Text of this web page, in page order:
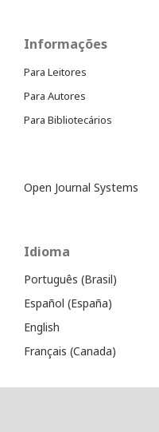
Informações
Para Leitores
Para Autores
Para Bibliotecários
Open Journal Systems
Idioma
Português (Brasil)
Español (España)
English
Français (Canada)